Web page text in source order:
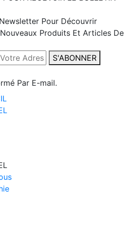
Pour Découvrir
Produits Et Articles De
S'ABONNER
Par E-mail.